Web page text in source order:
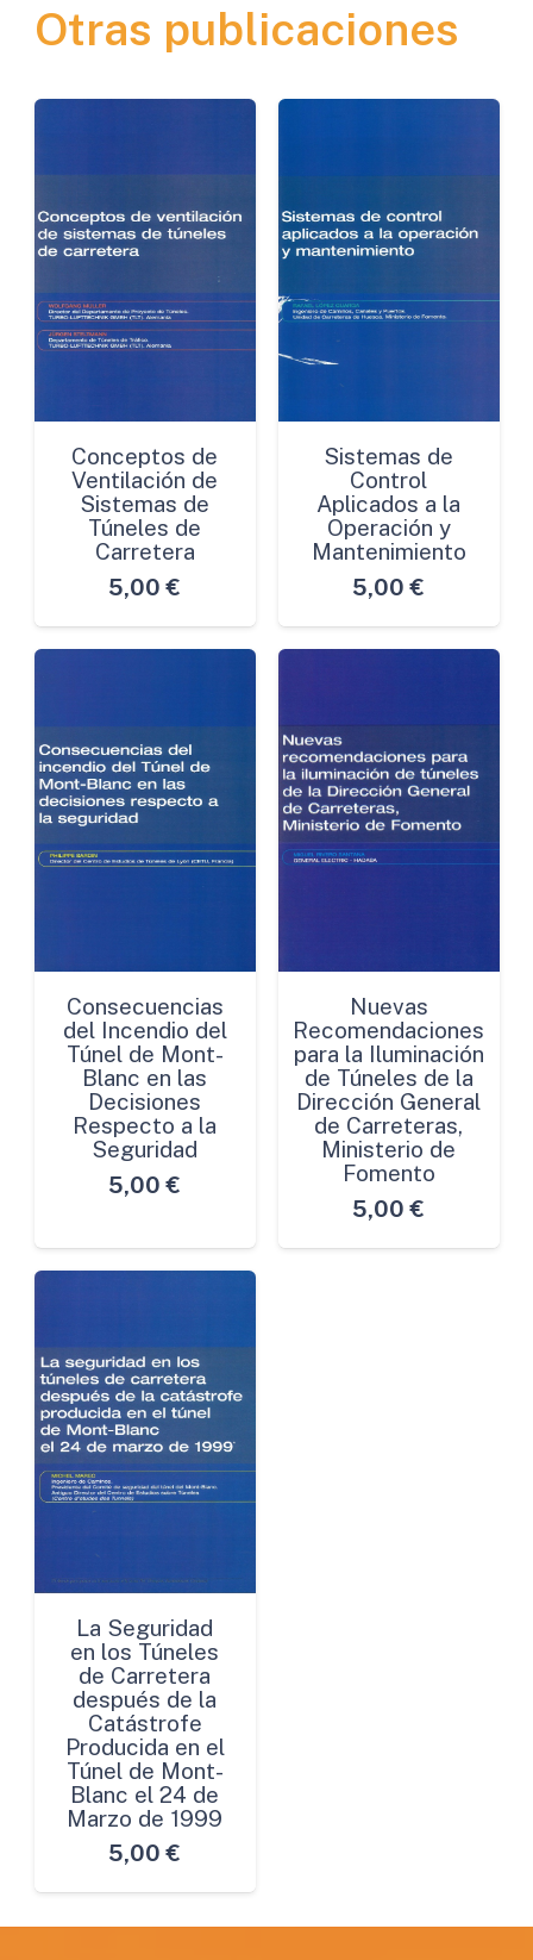
Otras publicaciones
Conceptos de
Ventilación de
Sistemas de
Túneles de
Carretera
5,00 €
Sistemas de
Control
Aplicados a la
Operación y
Mantenimiento
5,00 €
Consecuencias
del Incendio del
Túnel de Mont-
Blanc en las
Decisiones
Respecto a la
Seguridad
5,00 €
Nuevas
Recomendaciones
para la Iluminación
de Túneles de la
Dirección General
de Carreteras,
Ministerio de
Fomento
5,00 €
La Seguridad
en los Túneles
de Carretera
después de la
Catástrofe
Producida en el
Túnel de Mont-
Blanc el 24 de
Marzo de 1999
5,00 €